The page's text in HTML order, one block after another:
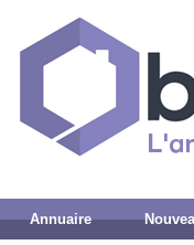
Annuaire